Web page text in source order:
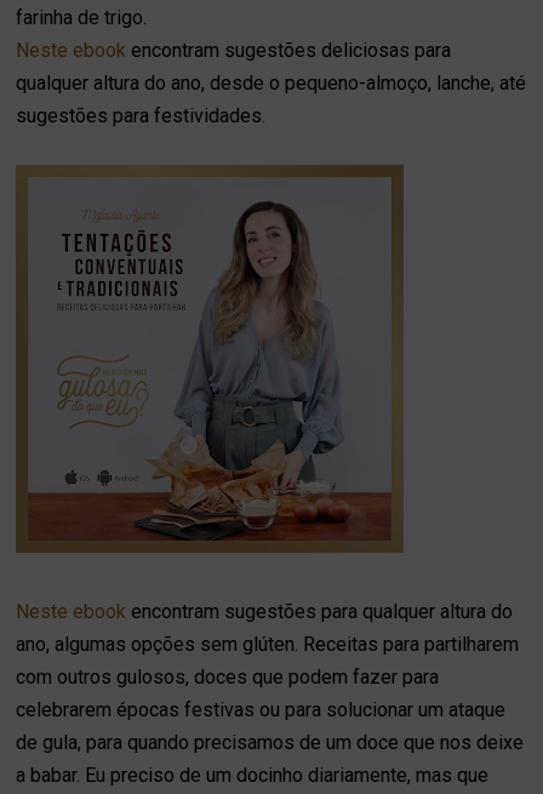
farinha de trigo.
Neste ebook encontram sugestões deliciosas para
qualquer altura do ano, desde o pequeno-almoço, lanche, até
sugestões para festividades.
Neste ebook encontram sugestões para qualquer altura do
ano, algumas opções sem glúten. Receitas para partilharem
com outros gulosos, doces que podem fazer para
celebrarem épocas festivas ou para solucionar um ataque
de gula, para quando precisamos de um doce que nos deixe
a babar. Eu preciso de um docinho diariamente, mas que